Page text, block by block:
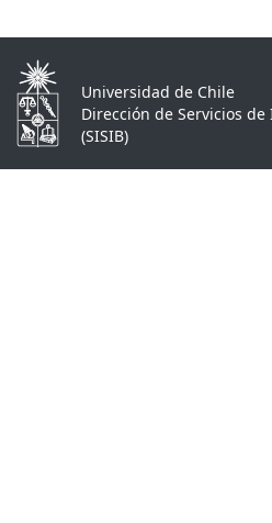
Universidad de Chile
Dirección de Servicios
(SISIB)